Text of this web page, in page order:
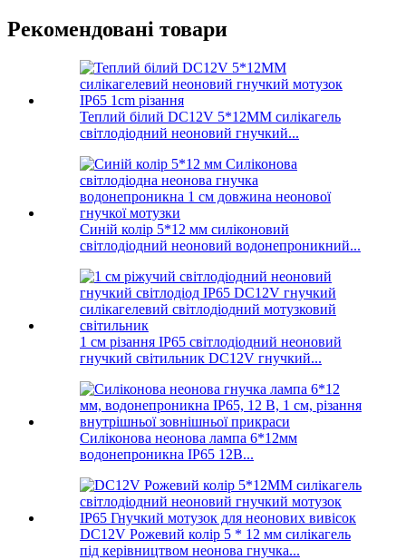
Рекомендовані товари
Теплий білий DC12V 5*12MM силікагель
світлодіодний неоновий гнучкий...
Синій колір 5*12 мм силіконовий
світлодіодний неоновий водонепроникний...
1 см різання IP65 світлодіодний неоновий
гнучкий світильник DC12V гнучкий...
Силіконова неонова лампа 6*12мм
водонепроникна IP65 12В...
DC12V Рожевий колір 5 * 12 мм силікагель
під керівництвом неонова гнучка...